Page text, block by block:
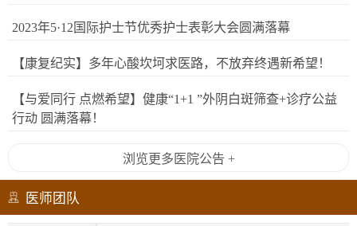
2023年5·12国际护士节优秀护士表彰大会圆满落幕
【康复纪实】多年心酸坎坷求医路，不放弃终遇新希望！
【与爱同行 点燃希望】健康“1+1 ”外阴白斑筛查+诊疗公益
行动 圆满落幕！
浏览更多医院公告 +
医师团队